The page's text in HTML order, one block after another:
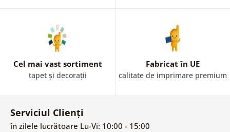
Cel mai vast sortiment
tapet și decorații
Fabricat în UE
calitate de imprimare premium
Serviciul Clienți
în zilele lucrătoare Lu-Vi: 10:00 - 15:00